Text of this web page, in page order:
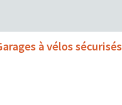
à vélos sécurisés